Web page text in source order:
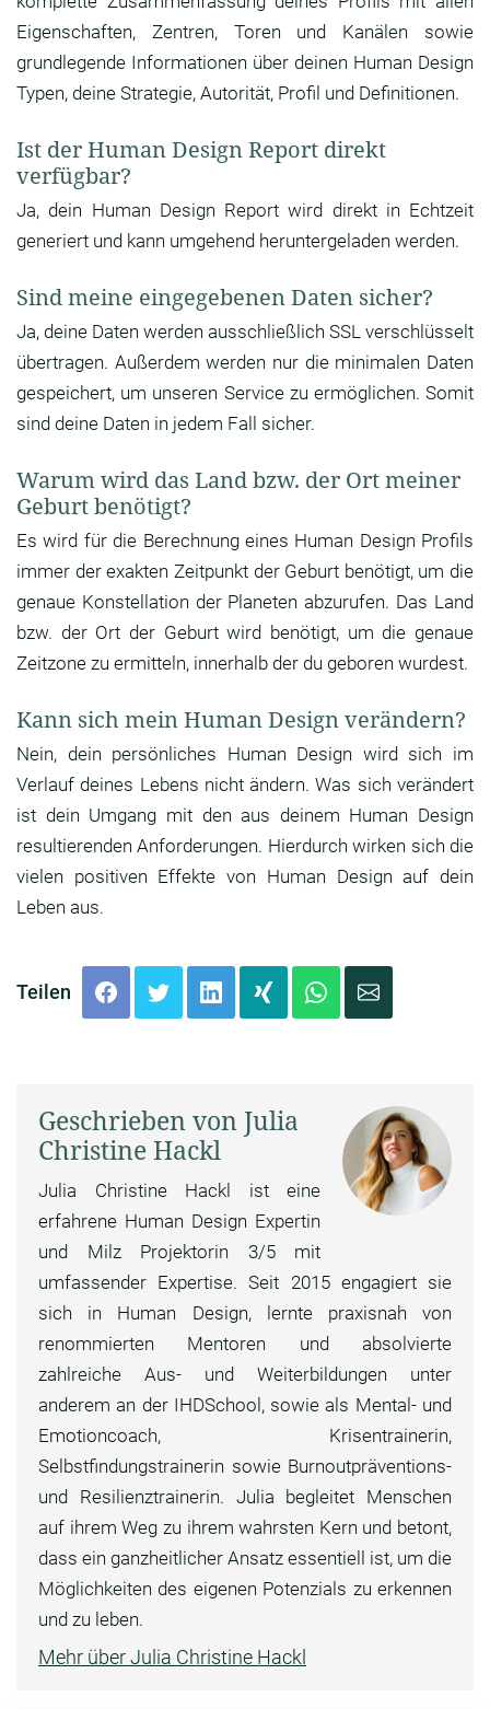
Eigenschaften, Zentren, Toren und Kanälen sowie
grundlegende Informationen über deinen Human Design
Typen, deine Strategie, Autorität, Profil und Definitionen.
Ist der Human Design Report direkt
verfügbar?
Ja, dein Human Design Report wird direkt in Echtzeit
generiert und kann umgehend heruntergeladen werden.
Sind meine eingegebenen Daten sicher?
Ja, deine Daten werden ausschließlich SSL verschlüsselt
übertragen. Außerdem werden nur die minimalen Daten
gespeichert, um unseren Service zu ermöglichen. Somit
sind deine Daten in jedem Fall sicher.
Warum wird das Land bzw. der Ort meiner
Geburt benötigt?
Es wird für die Berechnung eines Human Design Profils
immer der exakten Zeitpunkt der Geburt benötigt, um die
genaue Konstellation der Planeten abzurufen. Das Land
bzw. der Ort der Geburt wird benötigt, um die genaue
Zeitzone zu ermitteln, innerhalb der du geboren wurdest.
Kann sich mein Human Design verändern?
Nein, dein persönliches Human Design wird sich im
Verlauf deines Lebens nicht ändern. Was sich verändert
ist dein Umgang mit den aus deinem Human Design
resultierenden Anforderungen. Hierdurch wirken sich die
vielen positiven Effekte von Human Design auf dein
Leben aus.
Teilen
Geschrieben von Julia
Christine Hackl
Julia Christine Hackl ist eine
erfahrene Human Design Expertin
und Milz Projektorin 3/5 mit
umfassender Expertise. Seit 2015 engagiert sie
sich in Human Design, lernte praxisnah von
renommierten Mentoren und absolvierte
zahlreiche Aus- und Weiterbildungen unter
anderem an der IHDSchool, sowie als Mental- und
Emotioncoach, Krisentrainerin,
Selbstfindungstrainerin sowie Burnoutpräventions-
und Resilienztrainerin. Julia begleitet Menschen
auf ihrem Weg zu ihrem wahrsten Kern und betont,
dass ein ganzheitlicher Ansatz essentiell ist, um die
Möglichkeiten des eigenen Potenzials zu erkennen
und zu leben.
Mehr über Julia Christine Hackl